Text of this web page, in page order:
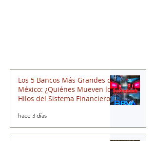
Los 5 Bancos Más Grandes de
Hilos del Sistema Financiero?
hace 3 días